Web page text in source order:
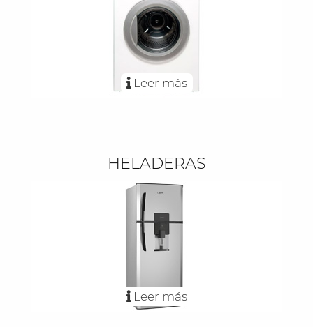
Leer más
HELADERAS
Leer más